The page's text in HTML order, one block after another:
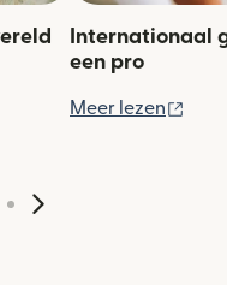
nieuw venster)
Internationaal
een pro
Meer lezen